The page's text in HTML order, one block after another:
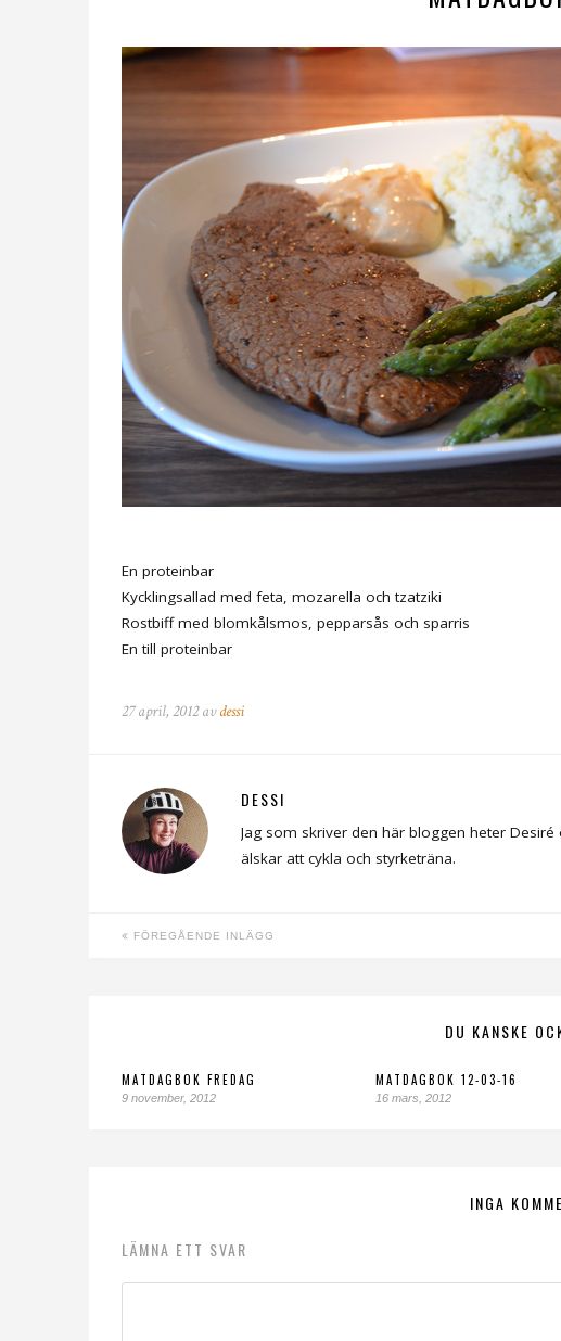
En proteinbar
Kycklingsallad med feta, mozarella och tzatziki
Rostbiff med blomkålsmos, pepparsås och sparris
En till proteinbar
27 april, 2012 avdessi
DESSI
Jag som skriver den här bloggen heter
älskar att cykla och styrketräna.
FÖREGÅENDE INLÄGG
DU KANSKE
MATDAGBOK FREDAG
9 november, 2012
MATDAGBOK 12-03-16
16 mars, 2012
INGA
LÄMNA ETT SVAR